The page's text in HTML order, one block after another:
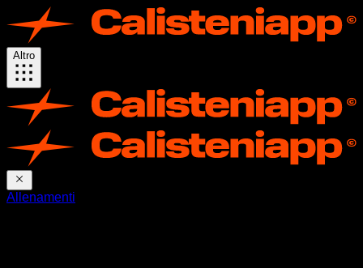
Altro
Allenamenti